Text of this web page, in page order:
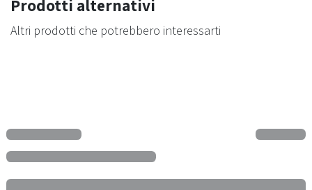
Prodotti alternativi
Altri prodotti che potrebbero interessarti